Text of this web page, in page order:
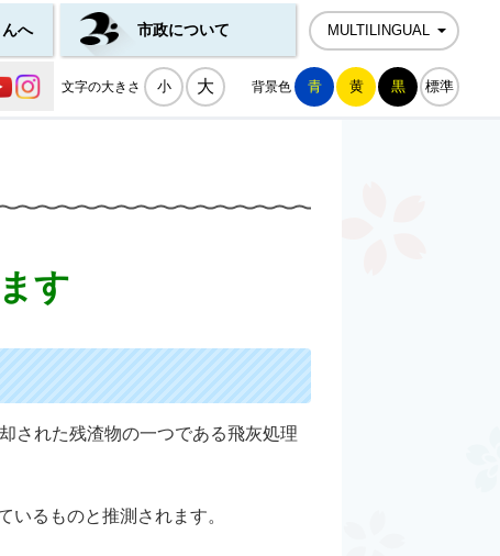
へ 市政について MULTILINGUAL
文字の大きさ 小 大 背景色 青 黄 黒 標準
す
された残渣物の一つである飛灰処理
るものと推測されます。